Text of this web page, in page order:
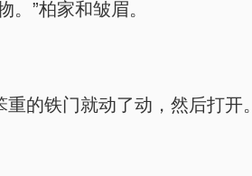
。”柏家和皱眉。
的铁门就动了动，然后打开。